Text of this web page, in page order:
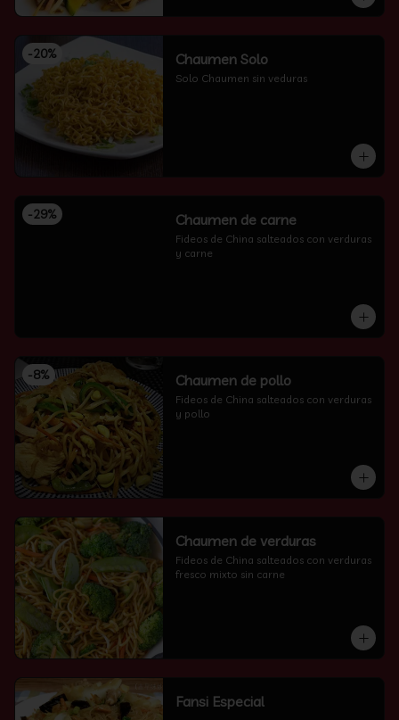
-20% Chaumen Solo
Solo Chaumen sin veduras
-29% Chaumen de carne
Fideos de China salteados con verduras
y carne
-8% Chaumen de pollo
Fideos de China salteados con verduras
y pollo
Chaumen de verduras
Fideos de China salteados con verduras
fresco mixto sin carne
Fansi Especial